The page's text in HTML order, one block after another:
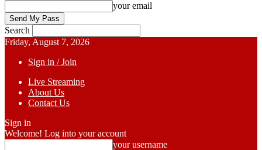
your email
Search
Friday, August 7, 2026
Sign in / Join
Live Streaming
About Us
Contact Us
Sign in
Welcome! Log into your account
your username